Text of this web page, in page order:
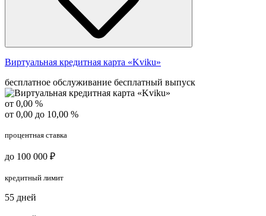
Виртуальная кредитная карта «Kviku»
бесплатное обслуживание бесплатный выпуск
от 0,00 %
от 0,00 до 10,00 %
процентная ставка
до 100 000 ₽
кредитный лимит
55 дней